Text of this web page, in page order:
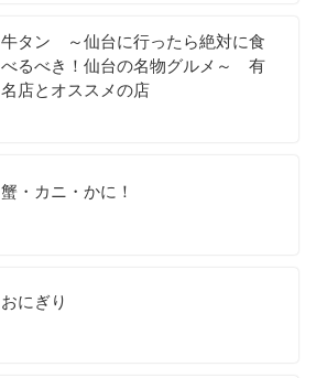
牛タン ～仙台に行ったら絶対に食
べるべき！仙台の名物グルメ～ 有
名店とオススメの店
蟹・カニ・かに！
おにぎり